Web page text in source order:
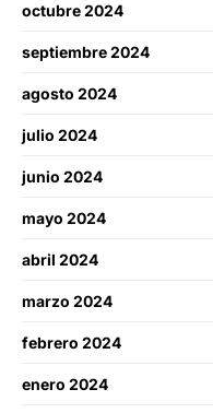
octubre 2024
septiembre 2024
agosto 2024
julio 2024
junio 2024
mayo 2024
abril 2024
marzo 2024
febrero 2024
enero 2024